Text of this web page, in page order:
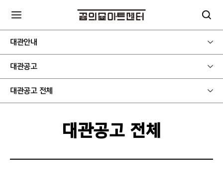
대관안내
대관공고
대관공고 전체
대관공고 전체